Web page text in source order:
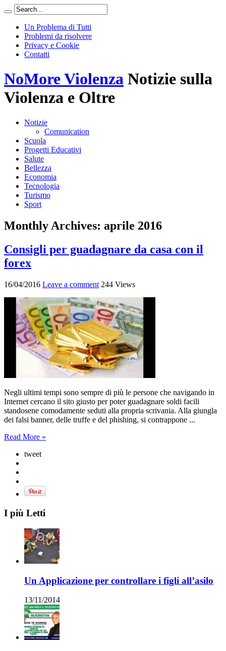
Un Problema di Tutti
Problemi da risolvere
Privacy e Cookie
Contatti
NoMore Violenza Notizie sulla
Violenza e Oltre
Notizie
Comunication
Scuola
Progetti Educativi
Salute
Bellezza
Economia
Tecnologia
Turismo
Sport
Monthly Archives: aprile 2016
Consigli per guadagnare da casa con il
forex
16/04/2016 Leave a comment 244 Views
Negli ultimi tempi sono sempre di più le persone che navigando in
Internet cercano il sito giusto per poter guadagnare soldi facili
standosene comodamente seduti alla propria scrivania. Alla giungla
dei falsi banner, delle truffe e del phishing, si contrappone ...
Read More »
tweet
I più Letti
Un Applicazione per controllare i figli all’asilo
13/11/2014